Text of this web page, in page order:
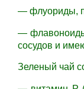
— флуориды,
—
сосудов и
Зеленый чай